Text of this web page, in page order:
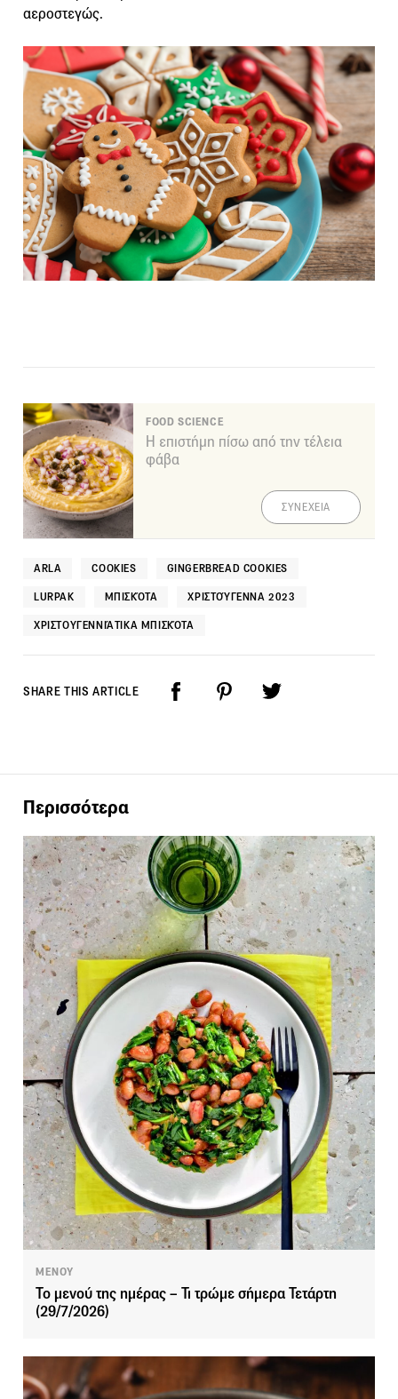
αεροστεγώς.
FOOD SCIENCE
Η επιστήμη πίσω από την τέλεια
φάβα
ΣΥΝΕΧΕΙΑ
ARLA COOKIES GINGERBREAD COOKIES
LURPAK ΜΠΙΣΚΌΤΑ ΧΡΙΣΤΟΎΓΕΝΝΑ 2023
ΧΡΙΣΤΟΥΓΕΝΝΙΆΤΙΚΑ ΜΠΙΣΚΌΤΑ
SHARE THIS ARTICLE
Περισσότερα
ΜΕΝΟΥ
Το μενού της ημέρας – Τι τρώμε σήμερα Τετάρτη
(29/7/2026)